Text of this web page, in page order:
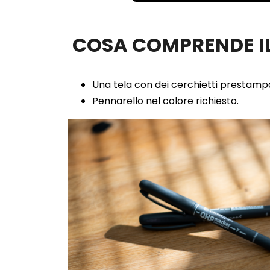
COSA COMPRENDE
Una tela con dei cerchietti
Pennarello nel colore richiesto.